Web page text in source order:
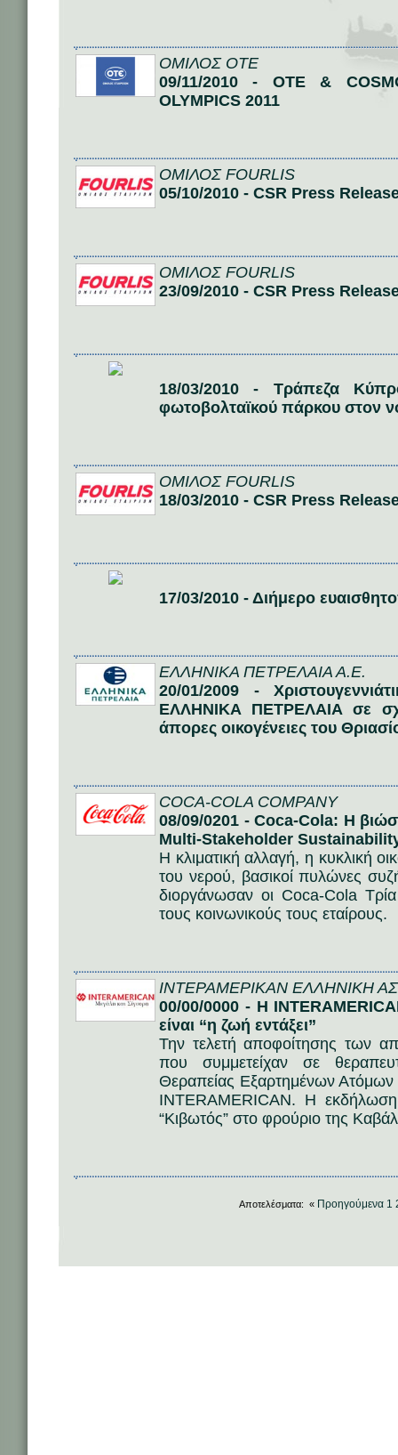
ΟΜΙΛΟΣ ΟΤΕ
09/11/2010 - ΟΤΕ &
OLYMPICS 2011
ΟΜΙΛΟΣ FOURLIS
05/10/2010 - CSR Press
ΟΜΙΛΟΣ FOURLIS
23/09/2010 - CSR Press
18/03/2010 - Τράπεζα
φωτοβολταϊκού πάρκου στον
ΟΜΙΛΟΣ FOURLIS
18/03/2010 - CSR Press
17/03/2010 - Διήμερο
ΕΛΛΗΝΙΚΑ ΠΕΤΡΕΛΑΙΑ Α.Ε.
20/01/2009 -
ΕΛΛΗΝΙΚΑ ΠΕΤΡΕΛΑΙΑ σε
άπορες οικογένειες του
COCA-COLA COMPANY
08/09/0201 - Coca-Cola: Η
Multi-Stakeholder
Η κλιματική αλλαγή, η κυκλική
του νερού, βασικοί πυλώνες
διοργάνωσαν οι Coca-Cola
τους κοινωνικούς τους εταίρους.
ΙΝΤΕΡΑΜΕΡΙΚΑΝ ΕΛΛΗΝΙΚΗ
00/00/0000 - Η
είναι “η ζωή εντάξει”
Την τελετή αποφοίτησης των
που συμμετείχαν σε
Θεραπείας Εξαρτημένων
INTERAMERICAN. H
“Κιβωτός” στο φρούριο της
Αποτελέσματα: « Προηγούμενα 1